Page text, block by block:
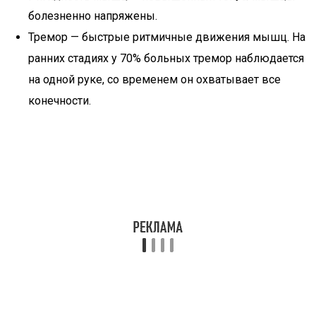
болезненно напряжены.
Тремор — быстрые ритмичные движения мышц. На
ранних стадиях у 70% больных тремор наблюдается
на одной руке, со временем он охватывает все
конечности.